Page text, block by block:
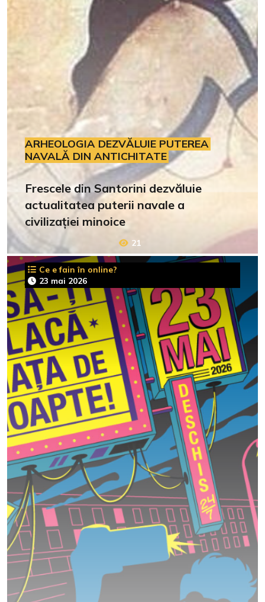
ARHEOLOGIA DEZVĂLUIE PUTEREA
NAVALĂ DIN ANTICHITATE
Frescele din Santorini dezvăluie
actualitatea puterii navale a
civilizației minoice
21
Ce e fain în online?
23 mai 2026